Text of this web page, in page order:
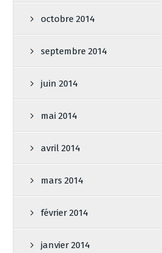
octobre 2014
septembre 2014
juin 2014
mai 2014
avril 2014
mars 2014
février 2014
janvier 2014